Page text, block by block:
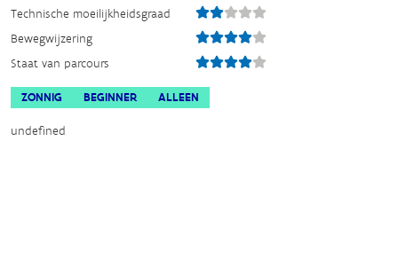
Technische moeilijkheidsgraad
Bewegwijzering
Staat van parcours
ZONNIG BEGINNER ALLEEN
undefined